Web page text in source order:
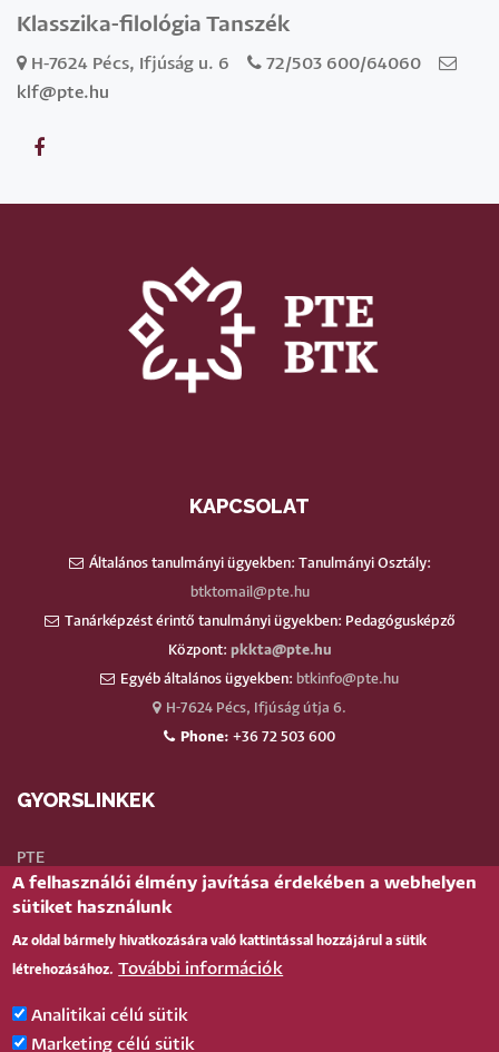
Klasszika-filológia Tanszék
H-7624 Pécs, Ifjúság u. 6
72/503 600/64060
klf@pte.hu
KAPCSOLAT
Általános tanulmányi ügyekben: Tanulmányi Osztály:
btktomail@pte.hu
Tanárképzést érintő tanulmányi ügyekben: Pedagógusképző
Központ: pkkta@pte.hu
Egyéb általános ügyekben: btkinfo@pte.hu
H-7624 Pécs, Ifjúság útja 6.
Phone: +36 72 503 600
GYORSLINKEK
PTE
Neptun
Webmail
Telefonkönyv
Teams
TÉR(oktatói)
Bejelentkezés
A felhasználói élmény javítása érdekében a webhelyen
sütiket használunk
Az oldal bármely hivatkozására való kattintással hozzájárul a sütik
létrehozásához. További információk
Analitikai célú sütik
Marketing célú sütik